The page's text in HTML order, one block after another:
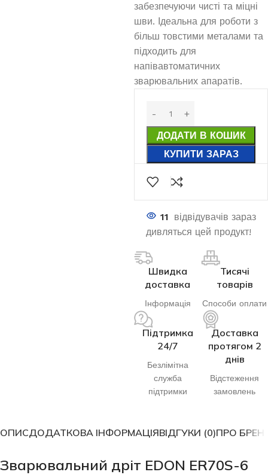
забезпечуючи чисті та міцні
шви. Ідеальна для роботи з
більш товстими металами та
підходить для
напівавтоматичних
зварювальних апаратів.
ДОДАТИ В КОШИК
КУПИТИ ЗАРАЗ
11 відвідувачів зараз
дивляться цей продукт!
Швидка
доставка
Інформація
Тисячі
товарів
Способи оплати
Підтримка
24/7
Безлімітна
служба
підтримки
Доставка
протягом 2
днів
Відстеження
замовлень
ОПИСДОДАТКОВА ІНФОРМАЦІЯВІДГУКИ (0)ПРО
Зварювальний дріт EDON ER70S-6